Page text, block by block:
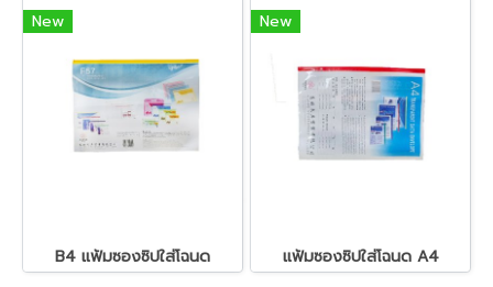
New
B4 แฟ้มซองซิปใส่โฉนด
New
แฟ้มซองซิปใส่โฉนด A4